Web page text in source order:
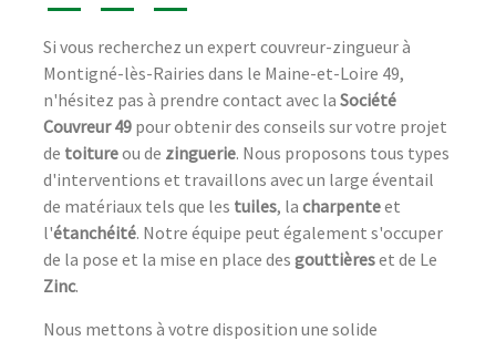
Si vous recherchez un expert couvreur-zingueur à
Montigné-lès-Rairies dans le Maine-et-Loire 49,
n'hésitez pas à prendre contact avec la Société
Couvreur 49 pour obtenir des conseils sur votre projet
de toitureou de zinguerie. Nous proposons tous types
d'interventions et travaillons avec un large éventail
de matériaux tels que les tuiles, la charpenteet
l'étanchéité. Notre équipe peut également s'occuper
de la pose et la mise en place des gouttièreset de Le
Zinc.
Nous mettons à votre disposition une solide